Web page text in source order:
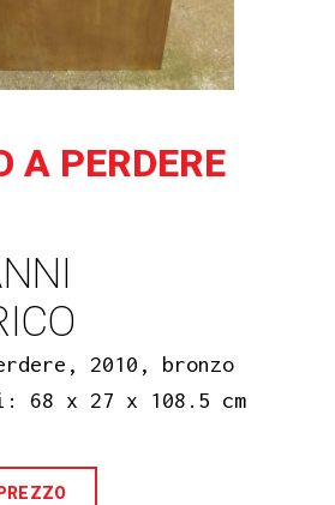
A PERDERE
2010, bronzo
68 x 27 x 108.5 cm